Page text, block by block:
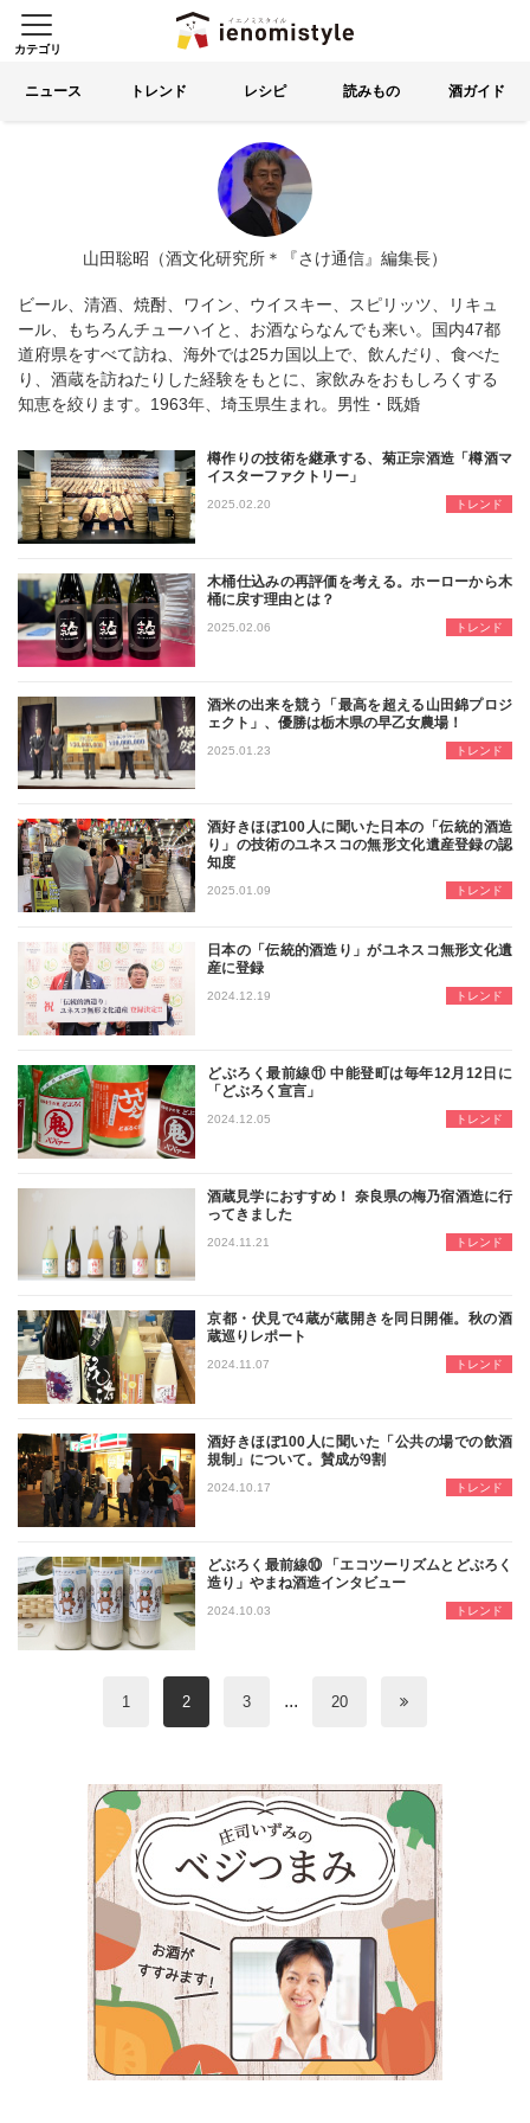
イエノミスタイル 家飲みを楽
カテゴリ
る
ニュース トレンド レシピ 読みもの 酒ガイド
山田聡昭（酒文化研究所＊『さけ通信』編集長）
ビール、清酒、焼酎、ワイン、ウイスキー、スピリッツ、リキュ
ール、もちろんチューハイと、お酒ならなんでも来い。国内47都
道府県をすべて訪ね、海外では25カ国以上で、飲んだり、食べた
り、酒蔵を訪ねたりした経験をもとに、家飲みをおもしろくする
知恵を絞ります。1963年、埼玉県生まれ。男性・既婚
樽作りの技術を継承する、菊正宗酒造「樽酒マ
イスターファクトリー」
今でも日本酒に欠かせない木の道具
2025.02.20 トレンド
木桶仕込みの再評価を考える。ホーローから木
桶に戻す理由とは？
近年、発酵食品の製造現場に木製の
2025.02.06 トレンド
酒米の出来を競う「最高を超える山田錦プロジ
ェクト」、優勝は栃木県の早乙女農場！
「獺祭」を製造する旭酒造（山口県
2025.01.23 トレンド
酒好きほぼ100人に聞いた日本の「伝統的酒造
り」の技術のユネスコの無形文化遺産登録の認
知度
日本の「伝統的酒造り」の技術がユ
2025.01.09 トレンド
日本の「伝統的酒造り」がユネスコ無形文化遺
産に登録
2024年12月5日にこうじ菌を使った
2024.12.19 トレンド
どぶろく最前線⑪ 中能登町は毎年12月12日に
「どぶろく宣言」
石川県の中能登町は毎年12月12日に
2024.12.05 トレンド
酒蔵見学におすすめ！ 奈良県の梅乃宿酒造に行
ってきました
見学できる酒蔵は全国各地にありま
2024.11.21 トレンド
京都・伏見で4蔵が蔵開きを同日開催。秋の酒
蔵巡りレポート
京都中心部から南に10km弱、伏見は
2024.11.07 トレンド
酒好きほぼ100人に聞いた「公共の場での飲酒
規制」について。賛成が9割
今回は、毎年ハロウィンや年末年始
2024.10.17 トレンド
どぶろく最前線⑩ 「エコツーリズムとどぶろく
造り」やまね酒造インタビュー
木桶仕込みのお酒を醸す「やまね酒
2024.10.03 トレンド
1 2 3 ... 20